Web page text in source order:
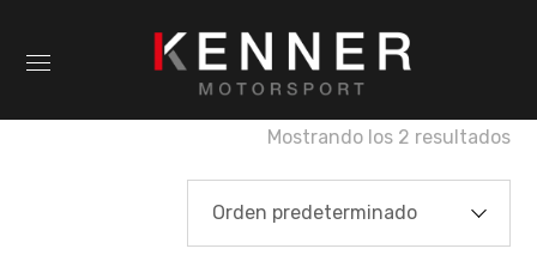
Mostrando los 2 resultados